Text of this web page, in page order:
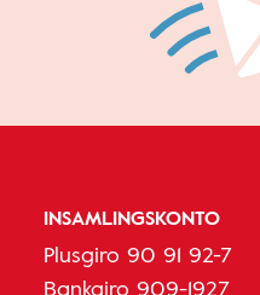
INSAMLINGSKONTO
Plusgiro 90 91 92-7
Bankgiro 909-1927